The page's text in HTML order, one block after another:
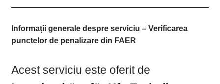
Informații generale despre serviciu – Verificarea
punctelor de penalizare din FAER
Acest serviciu este oferit de